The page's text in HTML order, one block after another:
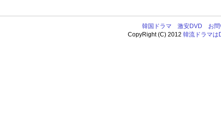
韓国ドラマ 激安DVD
お
CopyRight (C) 2012韓流ドラマは